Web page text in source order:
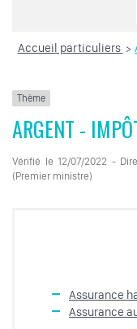
Accueil particuliers >
Thème
ARGENT -
Vérifié le 12/07/2022 -
(Premier ministre)
Assurance
Assurance